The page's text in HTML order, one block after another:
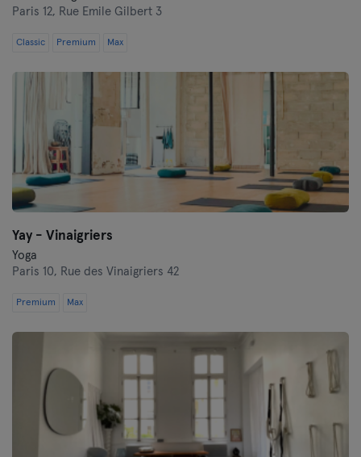
Paris 12, Rue Emile Gilbert 3
Classic Premium Max
Yay - Vinaigriers
Yoga
Paris 10, Rue des Vinaigriers 42
Premium Max